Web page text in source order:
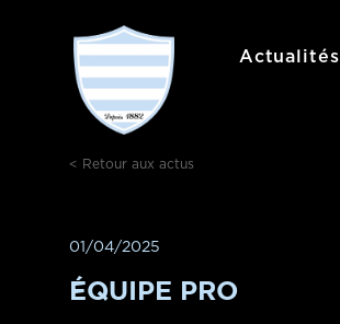
Actualités
< Retour aux actus
01/04/2025
ÉQUIPE PRO